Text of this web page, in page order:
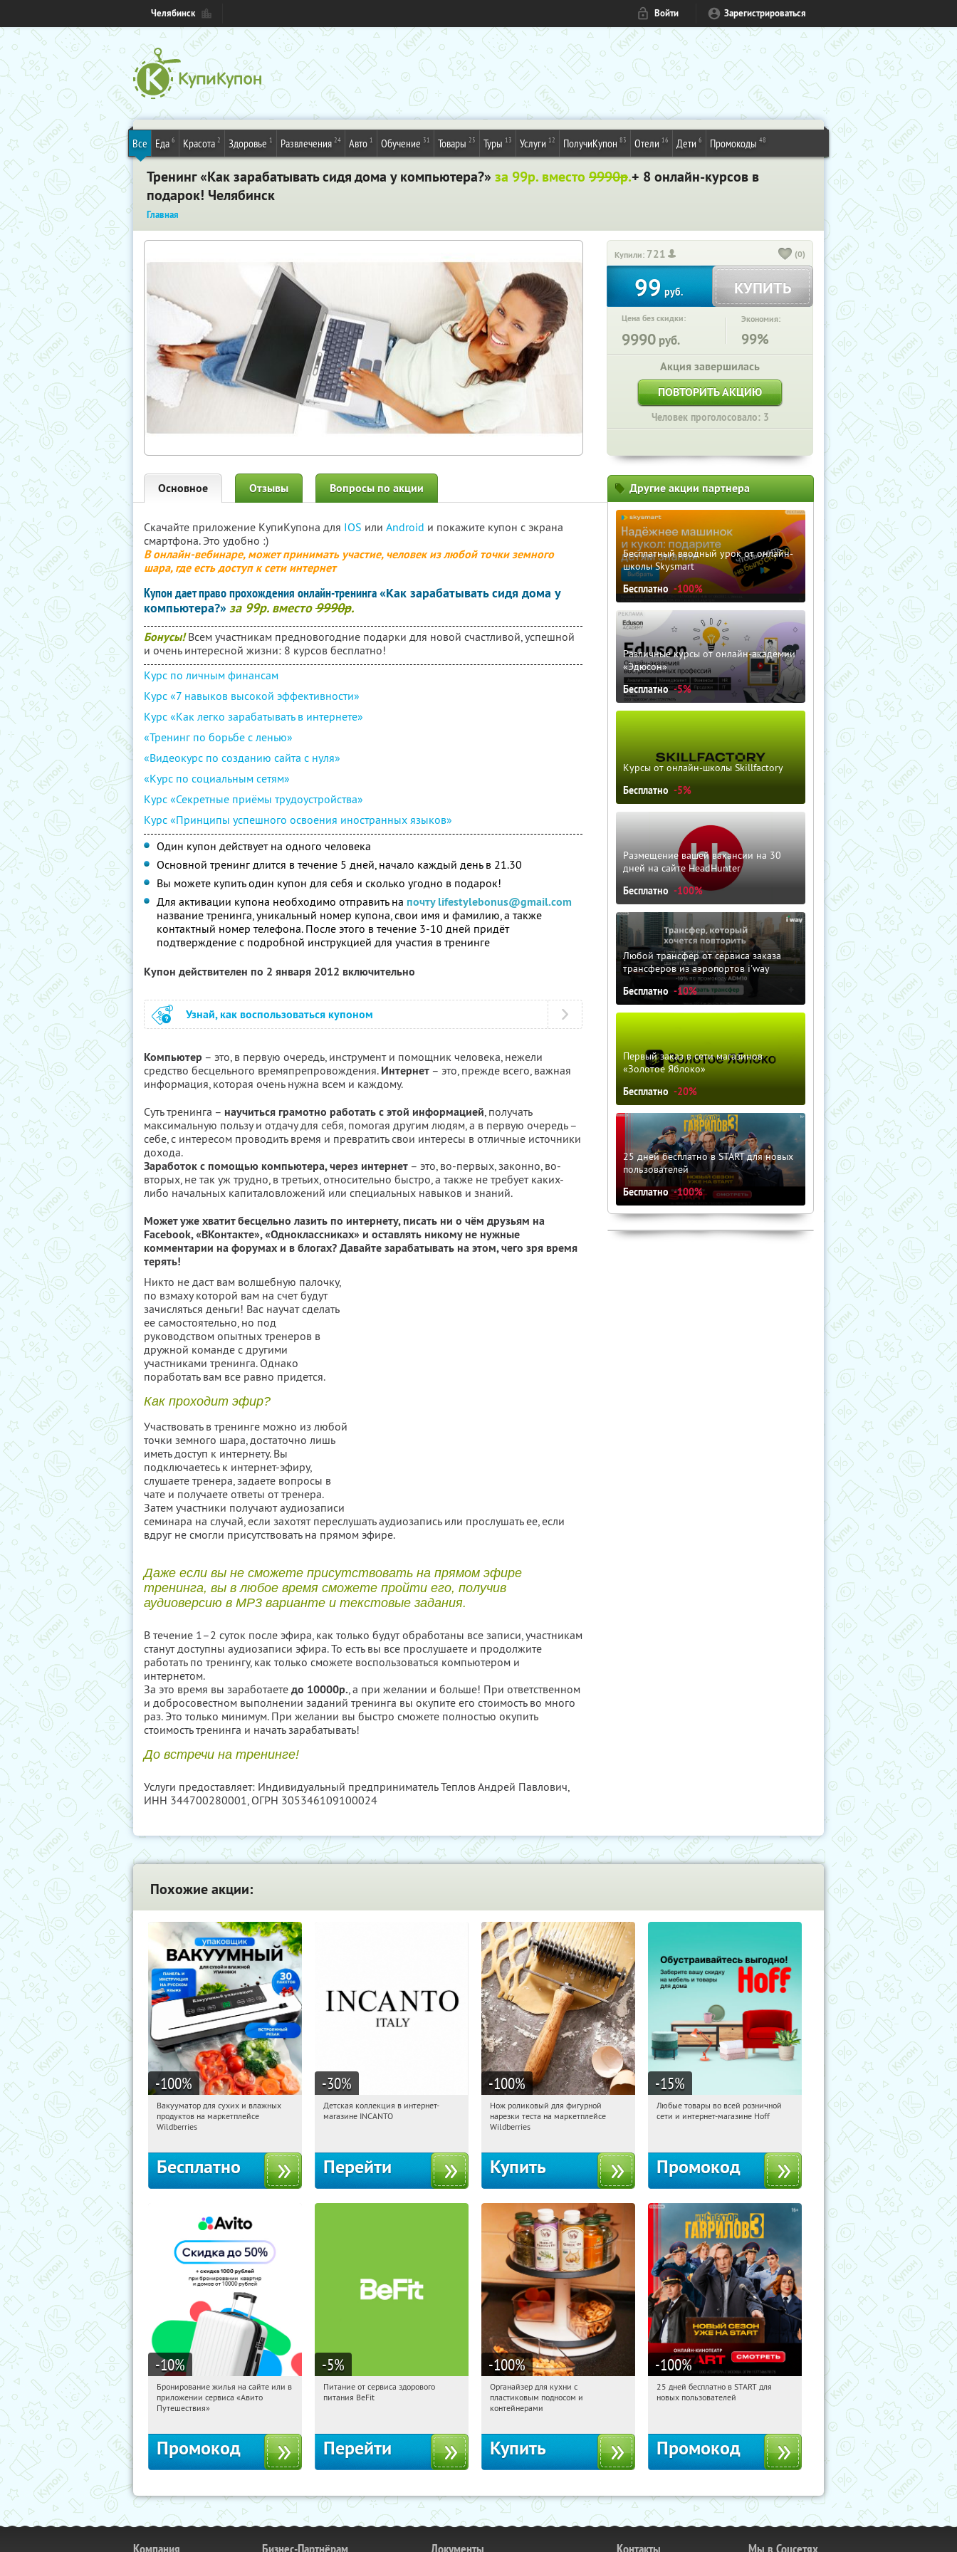
Челябинск Войти Зарегистрироваться
Все Еда 6 Красота 2 Здоровье 1 Развлечения 24 Авто 1 Обучение 31 Товары 25 Туры 13 Услуги 12 ПолучиКупон 83 Отели 16 Дети 6 Промокоды 48
Тренинг «Как зарабатывать сидя дома у компьютера?» за 99р. вместо 9990р.+ 8 онлайн-курсов в
подарок! Челябинск
Главная
Купили: 721 (0)
99 руб. КУПИТЬ
Цена без скидки:
9990 руб.
Экономия:
99%
Акция завершилась
ПОВТОРИТЬ АКЦИЮ
Человек проголосовало: 3
Основное Отзывы Вопросы по акции
Скачайте приложение КупиКупона для IOS или Android и покажите купон с экрана
смартфона. Это удобно :)
В онлайн-вебинаре, может принимать участие, человек из любой точки земного
шара, где есть доступ к сети интернет
Купон дает право прохождения онлайн-тренинга«Как зарабатывать сидя дома у
компьютера?» за 99р. вместо9990р.
Бонусы!Всем участникам предновогодние подарки для новой счастливой, успешной
и очень интересной жизни: 8 курсов бесплатно!
Курс по личным финансам
Курс «7 навыков высокой эффективности»
Курс «Как легко зарабатывать в интернете»
«Тренинг по борьбе с ленью»
«Видеокурс по созданию сайта с нуля»
«Курс по социальным сетям»
Курс «Секретные приёмы трудоустройства»
Курс «Принципы успешного освоения иностранных языков»
Один купон действует на одного человека
Основной тренинг длится в течение 5 дней, начало каждый день в 21.30
Вы можете купить один купон для себя и сколько угодно в подарок!
Для активации купона необходимо отправить на почту lifestylebonus@gmail.com
название тренинга, уникальный номер купона, свои имя и фамилию, а также
контактный номер телефона. После этого в течение 3-10 дней придёт
подтверждение с подробной инструкцией для участия в тренинге
Купон действителен по 2 января 2012 включительно
Узнай, как воспользоваться купоном
Компьютер – это, в первую очередь, инструмент и помощник человека, нежели
средство бесцельного времяпрепровождения. Интернет – это, прежде всего, важная
информация, которая очень нужна всем и каждому.
Суть тренинга – научиться грамотно работать с этой информацией, получать
максимальную пользу и отдачу для себя, помогая другим людям, а в первую очередь –
себе, с интересом проводить время и превратить свои интересы в отличные источники
дохода.
Заработок с помощью компьютера, через интернет – это, во-первых, законно, во-
вторых, не так уж трудно, в третьих, относительно быстро, а также не требует каких-
либо начальных капиталовложений или специальных навыков и знаний.
Может уже хватит бесцельно лазить по интернету, писать ни о чём друзьям на
Facebook, «ВКонтакте», «Одноклассниках» и оставлять никому не нужные
комментарии на форумах и в блогах? Давайте зарабатывать на этом, чего зря время
терять!
Никто не даст вам волшебную палочку,
по взмаху которой вам на счет будут
зачисляться деньги! Вас научат сделать
ее самостоятельно, но под
руководством опытных тренеров в
дружной команде с другими
участниками тренинга. Однако
поработать вам все равно придется.
Как проходит эфир?
Участвовать в тренинге можно из любой
точки земного шара, достаточно лишь
иметь доступ к интернету. Вы
подключаетесь к интернет-эфиру,
слушаете тренера, задаете вопросы в
чате и получаете ответы от тренера.
Затем участники получают аудиозаписи
семинара на случай, если захотят переслушать аудиозапись или прослушать ее, если
вдруг не смогли присутствовать на прямом эфире.
Даже если вы не сможете присутствовать на прямом эфире
тренинга, вы в любое время сможете пройти его, получив
аудиоверсию в MP3 варианте и текстовые задания.
В течение 1–2 суток после эфира, как только будут обработаны все записи, участникам
станут доступны аудиозаписи эфира. То есть вы все прослушаете и продолжите
работать по тренингу, как только сможете воспользоваться компьютером и
интернетом.
За это время вы заработаете до 10000р., а при желании и больше! При ответственном
и добросовестном выполнении заданий тренинга вы окупите его стоимость во много
раз. Это только минимум. При желании вы быстро сможете полностью окупить
стоимость тренинга и начать зарабатывать!
До встречи на тренинге!
Услуги предоставляет: Индивидуальный предприниматель Теплов Андрей Павлович,
ИНН 344700280001, ОГРН 305346109100024
Другие акции партнера
Бесплатный вводный урок от онлайн-
школы Skysmart
Бесплатно -100%
Различные курсы от онлайн-академии
«Эдюсон»
Бесплатно -5%
Курсы от онлайн-школы Skillfactory
Бесплатно -5%
Размещение вашей вакансии на 30
дней на сайте HeadHunter
Бесплатно -100%
Любой трансфер от сервиса заказа
трансферов из аэропортов i'way
Бесплатно -10%
Первый заказ в сети магазинов
«Золотое Яблоко»
Бесплатно -20%
25 дней бесплатно в START для новых
пользователей
Бесплатно -100%
Похожие акции:
-100%
00:32:00 Получили:174
Россия
Вакууматор для сухих и влажных
продуктов на маркетплейсе
Wildberries
Бесплатно
-30%
00:32:00
Получи первым!
Детская коллекция в интернет-
магазине INCANTO
Перейти
-100%
00:32:00 Получили:
Россия
Нож роликовый для фигурной
нарезки теста на маркетплейсе
Wildberries
Купить
-15%
00:32:00 Получили:
Любые товары во всей розничной
сети и интернет-магазине Hoff
Промокод
-10%
00:32:00 Получили:10
Россия
Бронирование жилья на сайте или в
приложении сервиса «Авито
Путешествия»
Промокод
-5%
00:32:00
Получи первым!
Питание от сервиса здорового
питания BeFit
Перейти
-100%
00:32:00 Получили:
Россия
Органайзер для кухни с
пластиковым подносом и
контейнерами
Купить
-100%
00:32:00
Получи первым!
25 дней бесплатно в START для
новых пользователей
Промокод